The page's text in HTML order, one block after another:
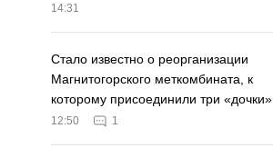
14:31
Стало известно о реорганизации
Магнитогорского меткомбината, к
которому присоединили три «дочки»
12:50 1